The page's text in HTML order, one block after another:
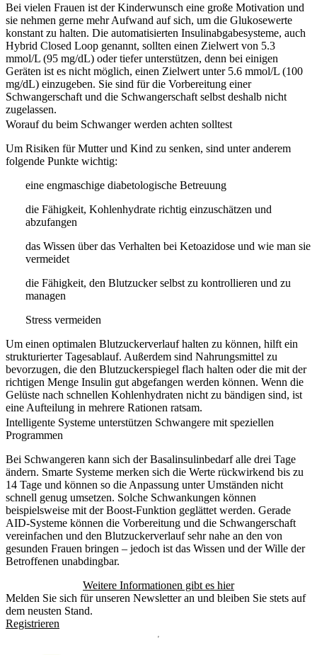
Bei vielen Frauen ist der Kinderwunsch eine große Motivation und
sie nehmen gerne mehr Aufwand auf sich, um die Glukosewerte
konstant zu halten. Die automatisierten Insulinabgabesysteme, auch
Hybrid Closed Loop genannt, sollten einen Zielwert von 5.3
mmol/L (95 mg/dL) oder tiefer unterstützen, denn bei einigen
Geräten ist es nicht möglich, einen Zielwert unter 5.6 mmol/L (100
mg/dL) einzugeben. Sie sind für die Vorbereitung einer
Schwangerschaft und die Schwangerschaft selbst deshalb nicht
zugelassen.
Worauf du beim Schwanger werden achten solltest
Um Risiken für Mutter und Kind zu senken, sind unter anderem
folgende Punkte wichtig:
eine engmaschige diabetologische Betreuung
die Fähigkeit, Kohlenhydrate richtig einzuschätzen und
abzufangen
das Wissen über das Verhalten bei Ketoazidose und wie man sie
vermeidet
die Fähigkeit, den Blutzucker selbst zu kontrollieren und zu
managen
Stress vermeiden
Um einen optimalen Blutzuckerverlauf halten zu können, hilft ein
strukturierter Tagesablauf. Außerdem sind Nahrungsmittel zu
bevorzugen, die den Blutzuckerspiegel flach halten oder die mit der
richtigen Menge Insulin gut abgefangen werden können. Wenn die
Gelüste nach schnellen Kohlenhydraten nicht zu bändigen sind, ist
eine Aufteilung in mehrere Rationen ratsam.
Intelligente Systeme unterstützen Schwangere mit speziellen
Programmen
Bei Schwangeren kann sich der Basalinsulinbedarf alle drei Tage
ändern. Smarte Systeme merken sich die Werte rückwirkend bis zu
14 Tage und können so die Anpassung unter Umständen nicht
schnell genug umsetzen. Solche Schwankungen können
beispielsweise mit der Boost-Funktion geglättet werden. Gerade
AID-Systeme können die Vorbereitung und die Schwangerschaft
vereinfachen und den Blutzuckerverlauf sehr nahe an den von
gesunden Frauen bringen – jedoch ist das Wissen und der Wille der
Betroffenen unabdingbar.
Weitere Informationen gibt es hier
Melden Sie sich für unseren Newsletter an und bleiben Sie stets auf
dem neusten Stand.
Registrieren